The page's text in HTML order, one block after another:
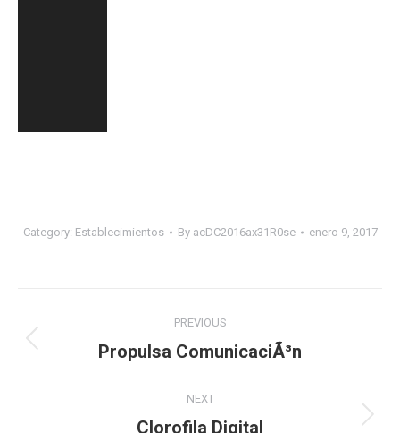
Category: Establecimientos By acDC2016ax31R0se enero 9, 2017
entre
PREVIOUS
Proyecto
Propulsa ComunicaciÃ³n
NEXT
Proyecto
Clorofila Digital